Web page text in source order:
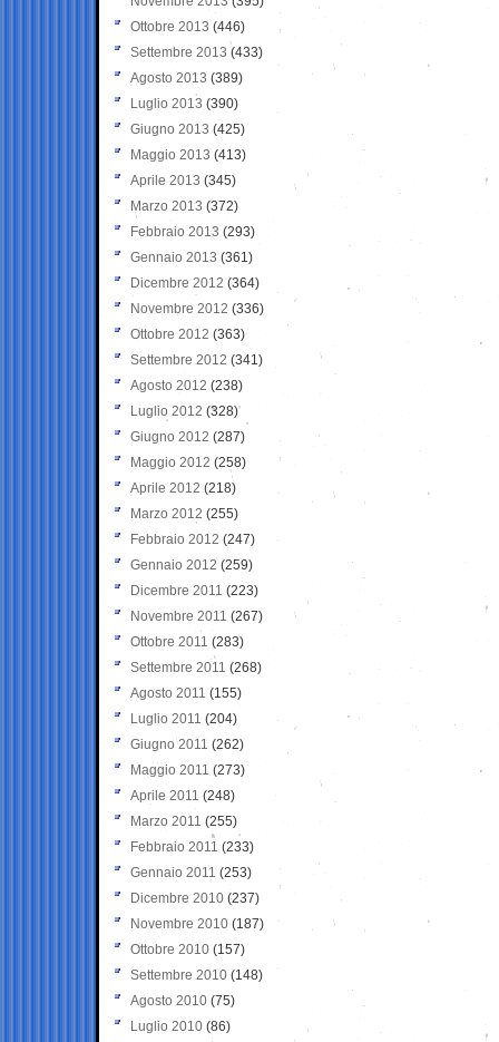
Ottobre 2013 (446)
Settembre 2013 (433)
Agosto 2013 (389)
Luglio 2013 (390)
Giugno 2013 (425)
Maggio 2013 (413)
Aprile 2013 (345)
Marzo 2013 (372)
Febbraio 2013 (293)
Gennaio 2013 (361)
Dicembre 2012 (364)
Novembre 2012 (336)
Ottobre 2012 (363)
Settembre 2012 (341)
Agosto 2012 (238)
Luglio 2012 (328)
Giugno 2012 (287)
Maggio 2012 (258)
Aprile 2012 (218)
Marzo 2012 (255)
Febbraio 2012 (247)
Gennaio 2012 (259)
Dicembre 2011 (223)
Novembre 2011 (267)
Ottobre 2011 (283)
Settembre 2011 (268)
Agosto 2011 (155)
Luglio 2011 (204)
Giugno 2011 (262)
Maggio 2011 (273)
Aprile 2011 (248)
Marzo 2011 (255)
Febbraio 2011 (233)
Gennaio 2011 (253)
Dicembre 2010 (237)
Novembre 2010 (187)
Ottobre 2010 (157)
Settembre 2010 (148)
Agosto 2010 (75)
Luglio 2010 (86)